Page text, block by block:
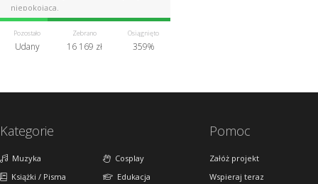
niepokojąca.
Pozostało
Udany
Zebrano
16 169 zł
Osiągnięto
359%
Kategorie
Muzyka
Książki / Pisma
Cosplay
Edukacja
Pomoc
Załóż projekt
Wspieraj teraz